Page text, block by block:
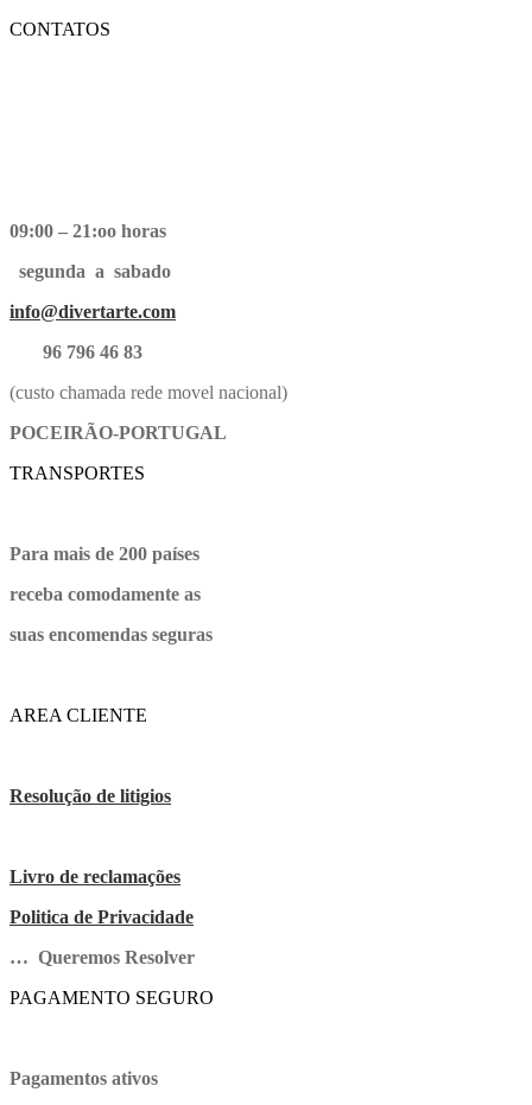
CONTATOS
09:00 – 21:oo horas
segunda a sabado
info@divertarte.com
96 796 46 83
(custo chamada rede movel nacional)
POCEIRÃO-PORTUGAL
TRANSPORTES
Para mais de 200 países
receba comodamente as
suas encomendas seguras
AREA CLIENTE
Resolução de litigios
Livro de reclamações
Politica de Privacidade
… Queremos Resolver
PAGAMENTO SEGURO
Pagamentos ativos